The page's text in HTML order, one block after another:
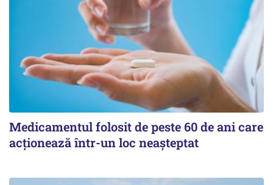
Medicamentul folosit de peste 60 de ani care
acționează într-un loc neașteptat